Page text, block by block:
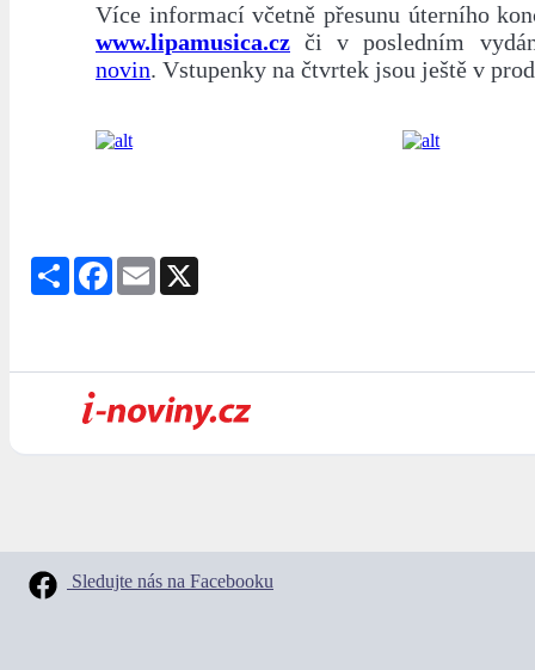
Více informací včetně přesunu úterního
www.lipamusica.cz či v posledním
novin. Vstupenky na čtvrtek jsou ještě v
Share Facebook
Email
Sledujte nás na Facebooku